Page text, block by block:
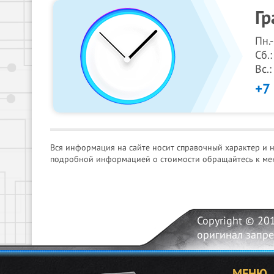
Вся информация на сайте носит справочный характер и
подробной информацией о стоимости обращайтесь к
Copyright ©
оригинал